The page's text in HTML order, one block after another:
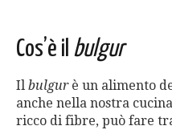
Cos’è il bulgur
Il bulgurè un alimento
anche nella nostra
ricco di fibre, può fare